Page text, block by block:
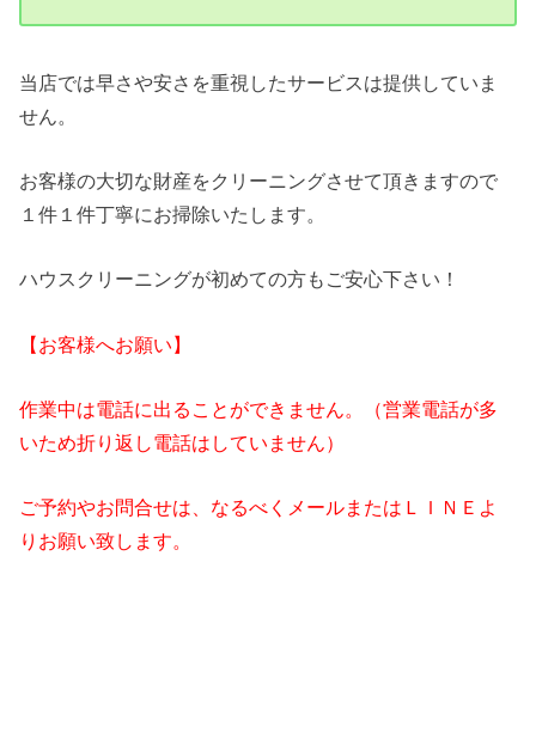
当店では早さや安さを重視したサービスは提供していま
せん。
お客様の大切な財産をクリーニングさせて頂きますので
１件１件丁寧にお掃除いたします。
ハウスクリーニングが初めての方もご安心下さい！
【お客様へお願い】
作業中は電話に出ることができません。（営業電話が多
いため折り返し電話はしていません）
ご予約やお問合せは、なるべくメールまたはＬＩＮＥよ
りお願い致します。